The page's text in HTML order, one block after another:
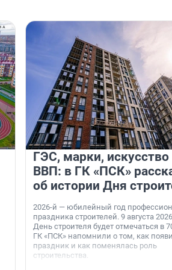
ГЭС, марки, искусство
ВВП: в ГК «ПСК»
об истории Дня
2026-й — юбилейный год
праздника строителей. 9 августа
День строителя будет отмечаться в
ГК «ПСК» напомнили о том, как
праздник и как поменялась роль
строительства.